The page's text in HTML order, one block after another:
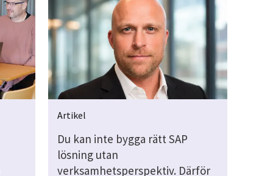
Artikel
Du kan inte bygga rätt SAP
lösning utan
verksamhetsperspektiv. Därför